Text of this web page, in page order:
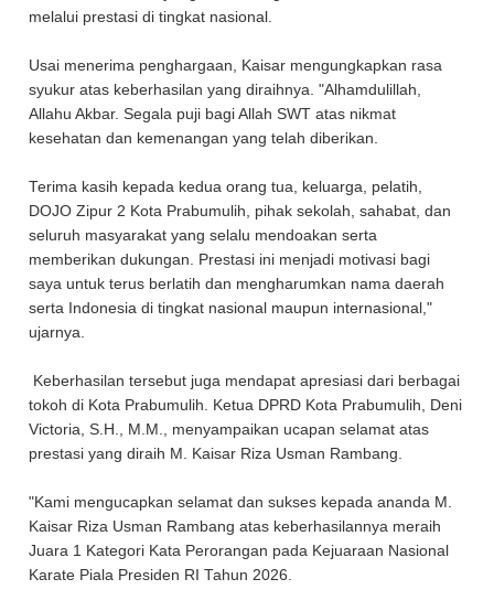
melalui prestasi di tingkat nasional.
Usai menerima penghargaan, Kaisar mengungkapkan rasa
syukur atas keberhasilan yang diraihnya. "Alhamdulillah,
Allahu Akbar. Segala puji bagi Allah SWT atas nikmat
kesehatan dan kemenangan yang telah diberikan.
Terima kasih kepada kedua orang tua, keluarga, pelatih,
DOJO Zipur 2 Kota Prabumulih, pihak sekolah, sahabat, dan
seluruh masyarakat yang selalu mendoakan serta
memberikan dukungan. Prestasi ini menjadi motivasi bagi
saya untuk terus berlatih dan mengharumkan nama daerah
serta Indonesia di tingkat nasional maupun internasional,"
ujarnya.
Keberhasilan tersebut juga mendapat apresiasi dari berbagai
tokoh di Kota Prabumulih. Ketua DPRD Kota Prabumulih, Deni
Victoria, S.H., M.M., menyampaikan ucapan selamat atas
prestasi yang diraih M. Kaisar Riza Usman Rambang.
"Kami mengucapkan selamat dan sukses kepada ananda M.
Kaisar Riza Usman Rambang atas keberhasilannya meraih
Juara 1 Kategori Kata Perorangan pada Kejuaraan Nasional
Karate Piala Presiden RI Tahun 2026.